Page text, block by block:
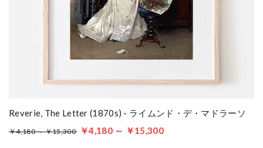
Reverie, The Letter (1870s) - ライムンド・デ・マドラーソ
￥4,180 ～ ￥15,300 ￥4,180 ～ ￥15,300